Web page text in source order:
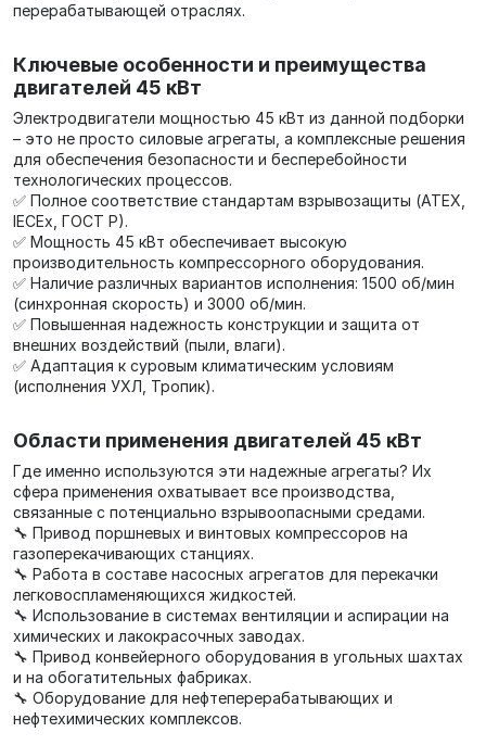
перерабатывающей отраслях.
Ключевые особенности и преимущества
двигателей 45 кВт
Электродвигатели мощностью 45 кВт из данной подборки
– это не просто силовые агрегаты, а комплексные решения
для обеспечения безопасности и бесперебойности
технологических процессов.
✅ Полное соответствие стандартам взрывозащиты (ATEX,
IECEx, ГОСТ Р).
✅ Мощность 45 кВт обеспечивает высокую
производительность компрессорного оборудования.
✅ Наличие различных вариантов исполнения: 1500 об/мин
(синхронная скорость) и 3000 об/мин.
✅ Повышенная надежность конструкции и защита от
внешних воздействий (пыли, влаги).
✅ Адаптация к суровым климатическим условиям
(исполнения УХЛ, Тропик).
Области применения двигателей 45 кВт
Где именно используются эти надежные агрегаты? Их
сфера применения охватывает все производства,
связанные с потенциально взрывоопасными средами.
🔧 Привод поршневых и винтовых компрессоров на
газоперекачивающих станциях.
🔧 Работа в составе насосных агрегатов для перекачки
легковоспламеняющихся жидкостей.
🔧 Использование в системах вентиляции и аспирации на
химических и лакокрасочных заводах.
🔧 Привод конвейерного оборудования в угольных шахтах
и на обогатительных фабриках.
🔧 Оборудование для нефтеперерабатывающих и
нефтехимических комплексов.